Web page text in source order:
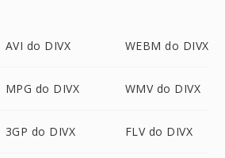
AVI do DIVX WEBM do DIVX
MPG do DIVX WMV do DIVX
3GP do DIVX FLV do DIVX